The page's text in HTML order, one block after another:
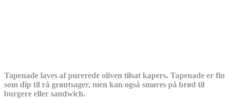
Tapenade laves af purerede oliven tilsat kapers. Tapenade er fin
som dip til rå grøntsager, men kan også smøres på brød til
burgere eller sandwich.